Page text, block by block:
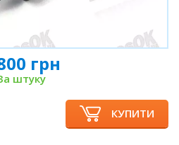
грн
штуку
КУПИТИ